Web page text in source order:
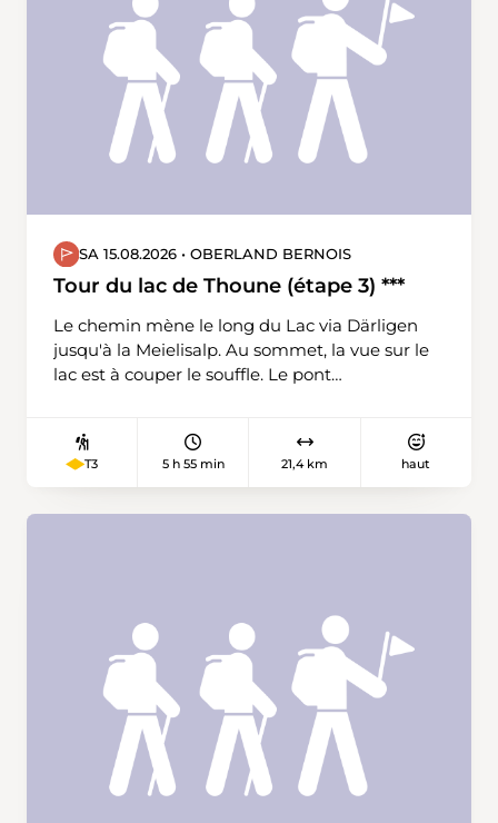
SA 15.08.2026 • OBERLAND BERNOIS
Tour du lac de Thoune (étape 3) ***
Le chemin mène le long du Lac via Därligen
jusqu'à la Meielisalp. Au sommet, la vue sur le
lac est à couper le souffle. Le pont
T3 5 h 55 min 21,4 km haut